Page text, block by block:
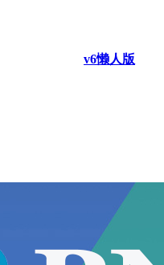
v6懒人版